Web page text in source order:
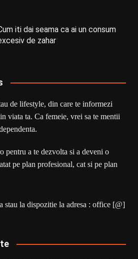
iti dai seama ca ai un consum
de zahar
de lifestyle, din care te informezi
viata ta. Ca femeie, vrei sa te mentii
pentru a te dezvolta si a deveni o
pe plan profesional, cat si pe plan
stau la dispozitie la adresa : office [@]